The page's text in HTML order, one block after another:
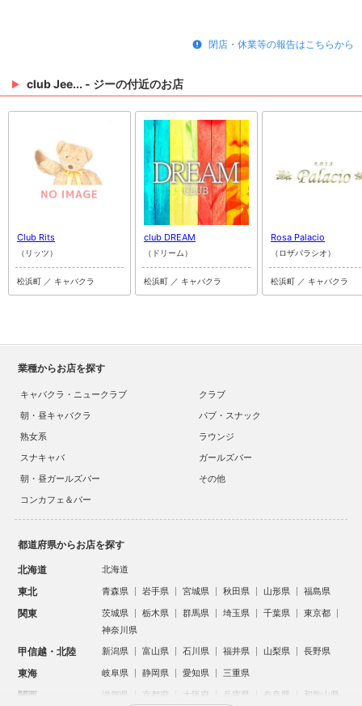
閉店・休業等の報告はこちらから
club Jee... - ジーの付近のお店
Club Rits
（リッツ）
松浜町 ／ キャバクラ
club DREAM
（ドリーム）
松浜町 ／ キャバクラ
Rosa Palacio
（ロザパラシオ）
松浜町 ／ キャバクラ
業種からお店を探す
キャバクラ・ニュークラブ
クラブ
朝・昼キャバクラ
パブ・スナック
熟女系
ラウンジ
スナキャバ
ガールズバー
朝・昼ガールズバー
その他
コンカフェ＆バー
都道府県からお店を探す
北海道 北海道
東北 青森県 岩手県 宮城県 秋田県 山形県 福島県
関東 茨城県 栃木県 群馬県 埼玉県 千葉県
東京都
神奈川県
甲信越・北陸 新潟県 富山県 石川県 福井県 山梨県 長野県
東海 岐阜県 静岡県 愛知県 三重県
関西 滋賀県 京都府 大阪府 兵庫県 奈良県 和歌山県